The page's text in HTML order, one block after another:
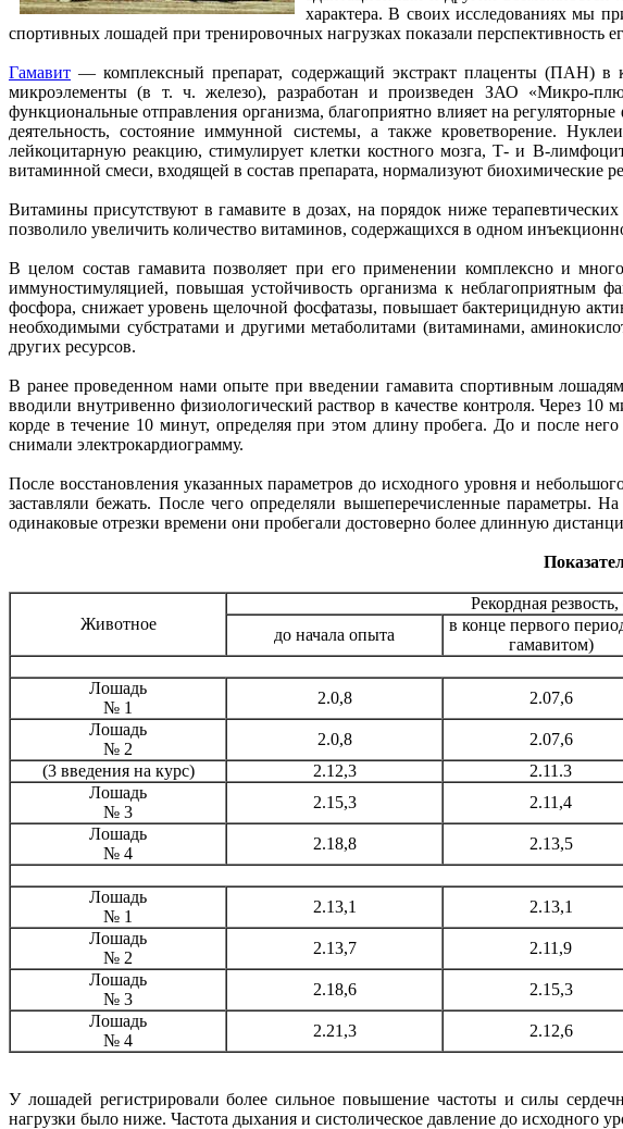
характера. В своих исследованиях мы
спортивных лошадей при тренировочных нагрузках показали перспективность
Гамавит — комплексный препарат, содержащий экстракт плаценты (ПАН) в
микроэлементы (в т. ч. железо), разработан и произведен ЗАО
функциональные отправления организма, благоприятно влияет на
деятельность, состояние иммунной системы, а также кроветворение.
лейкоцитарную реакцию, стимулирует клетки костного мозга, Т- и В-
витаминной смеси, входящей в состав препарата, нормализуют биохимические
Витамины присутствуют в гамавите в дозах, на порядок ниже
позволило увеличить количество витаминов, содержащихся в одном
В целом состав гамавита позволяет при его применении комплексно и
иммуностимуляцией, повышая устойчивость организма к неблагоприятным
фосфора, снижает уровень щелочной фосфатазы, повышает бактерицидную
необходимыми субстратами и другими метаболитами (витаминами,
других ресурсов.
В ранее проведенном нами опыте при введении гамавита спортивным
вводили внутривенно физиологический раствор в качестве контроля. Через
корде в течение 10 минут, определяя при этом длину пробега. До и после
снимали электрокардиограмму.
После восстановления указанных параметров до исходного уровня и
заставляли бежать. После чего определяли вышеперечисленные параметры.
одинаковые отрезки времени они пробегали достоверно более длинную
Животное
Рекордная резвость,
до начала опыта
в конце первого
гамавитом)
Лошадь
№ 1
2.0,8 2.07,6
Лошадь
№ 2
2.0,8 2.07,6
(3 введения на курс)
2.12,3 2.11.3
Лошадь
№ 3
2.15,3 2.11,4
Лошадь
№ 4
2.18,8 2.13,5
Лошадь
№ 1
2.13,1 2.13,1
Лошадь
№ 2
2.13,7 2.11,9
Лошадь
№ 3
2.18,6 2.15,3
Лошадь
№ 4
2.21,3 2.12,6
У лошадей регистрировали более сильное повышение частоты и силы
нагрузки было ниже. Частота дыхания и систолическое давление до исходного